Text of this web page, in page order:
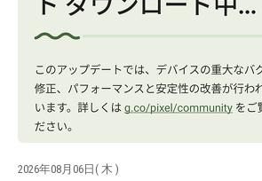
2026年08月06日( 木 )